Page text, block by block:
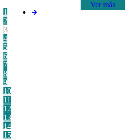
Ver más
1
2
3
4
5
6
7
8
9
10
11
12
13
14
15